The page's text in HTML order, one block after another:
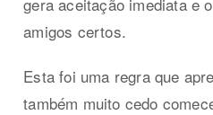
amigos certos.
Esta foi uma regra que
também muito cedo